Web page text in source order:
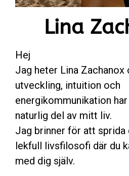
Lina
Hej
Jag heter Lina Zachanox
utveckling, intuition och
energikommunikation
naturlig del av mitt liv.
Jag brinner för att
lekfull livsfilosofi där du
med dig själv.